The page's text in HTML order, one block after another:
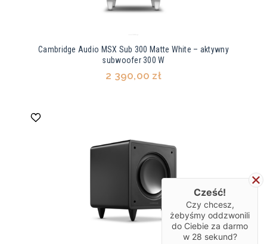
Cambridge Audio MSX Sub 300 Matte White – aktywny
subwoofer 300 W
2 390,00 zł
Cześć!
Czy chcesz,
żebyśmy oddzwonili
do Ciebie za darmo
w 28 sekund?